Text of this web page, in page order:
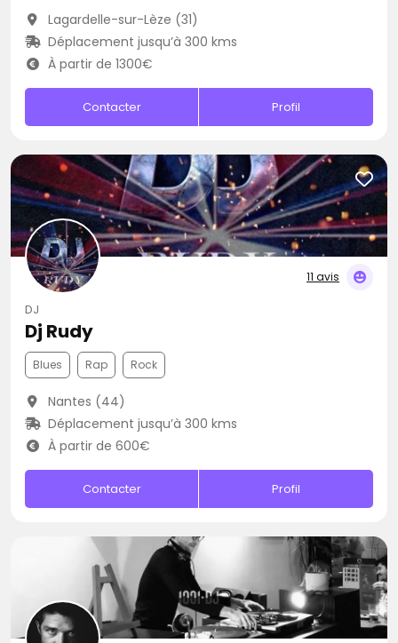
Lagardelle-sur-Lèze (31)
Déplacement jusqu’à 300 kms
À partir de 1300€
Contacter Profil
11 avis
DJ
Dj Rudy
Blues Rap Rock
Nantes (44)
Déplacement jusqu’à 300 kms
À partir de 600€
Contacter Profil